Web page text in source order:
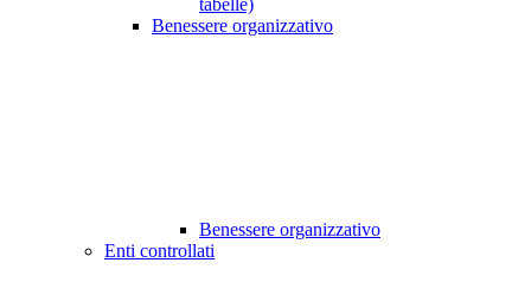
tabelle)
Benessere organizzativo
Benessere organizzativo
Enti controllati